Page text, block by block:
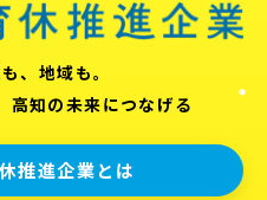
、地域も。
高知の未来につなげる
推進企業とは